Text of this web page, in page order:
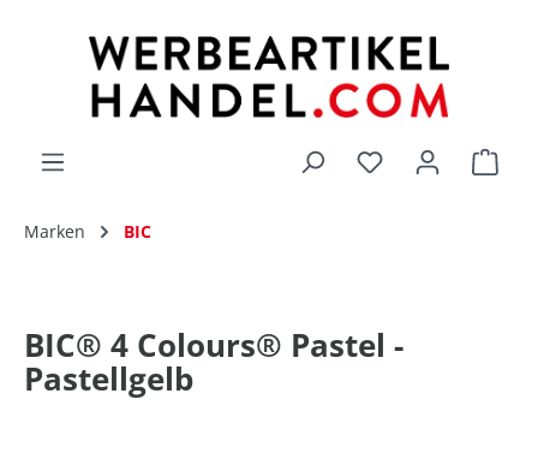
Du hast 0
Marken BIC
BIC® 4 Colours® Pastel -
Pastellgelb